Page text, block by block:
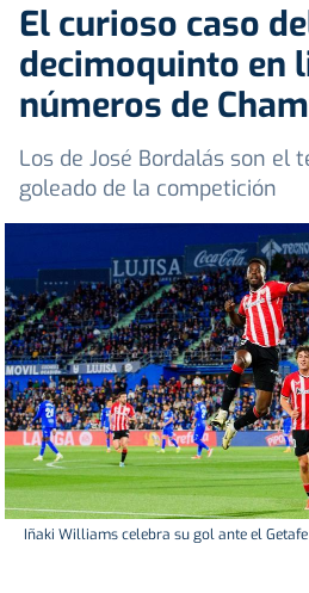
El curioso caso
decimoquinto en
números de
Los de José Bordalás son el
goleado de la competición
Iñaki Williams celebra su gol ante el